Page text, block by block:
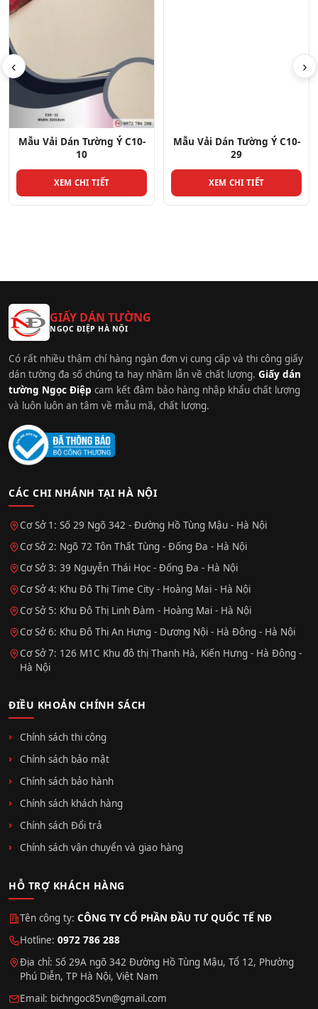
‹
Mẫu Vải Dán Tường Ý C10-
10
XEM CHI TIẾT
Mẫu Vải Dán Tường Ý C10-
29
XEM CHI TIẾT
›
GIẤY DÁN TƯỜNG
NGỌC ĐIỆP HÀ NỘI
Có rất nhiều thậm chí hàng ngàn đơn vị cung cấp và thi công giấy
dán tường đa số chúng ta hay nhầm lẫn về chất lượng. Giấy dán
tường Ngọc Điệp cam kết đảm bảo hàng nhập khẩu chất lượng
và luôn luôn an tâm về mẫu mã, chất lượng.
CÁC CHI NHÁNH TẠI HÀ NỘI
Cơ Sở 1: Số 29 Ngõ 342 - Đường Hồ Tùng Mậu - Hà Nội
Cơ Sở 2: Ngõ 72 Tôn Thất Tùng - Đống Đa - Hà Nội
Cơ Sở 3: 39 Nguyễn Thái Học - Đống Đa - Hà Nội
Cơ Sở 4: Khu Đô Thị Time City - Hoàng Mai - Hà Nội
Cơ Sở 5: Khu Đô Thị Linh Đàm - Hoàng Mai - Hà Nội
Cơ Sở 6: Khu Đô Thị An Hưng - Dương Nội - Hà Đông - Hà Nội
Cơ Sở 7: 126 M1C Khu đô thị Thanh Hà, Kiến Hưng - Hà Đông -
Hà Nội
ĐIỀU KHOẢN CHÍNH SÁCH
Chính sách thi công
Chính sách bảo mật
Chính sách bảo hành
Chính sách khách hàng
Chính sách Đổi trả
Chính sách vận chuyển và giao hàng
HỖ TRỢ KHÁCH HÀNG
Tên công ty: CÔNG TY CỔ PHẦN ĐẦU TƯ QUỐC TẾ NĐ
Hotline: 0972 786 288
Địa chỉ: Số 29A ngõ 342 Đường Hồ Tùng Mậu, Tổ 12, Phường
Phú Diễn, TP Hà Nội, Việt Nam
Email: bichngoc85vn@gmail.com